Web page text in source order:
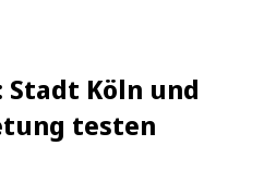
Stadt Köln und
testen